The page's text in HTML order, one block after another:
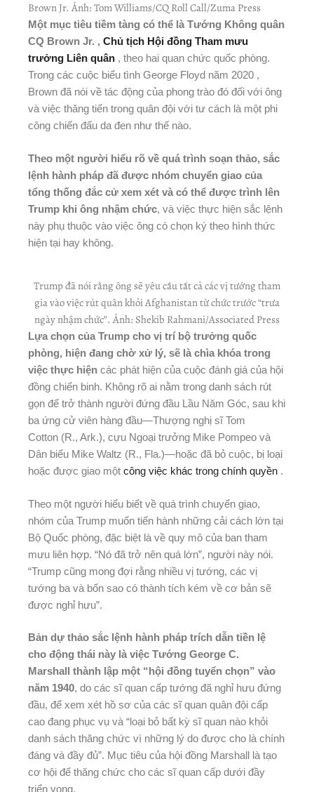
Brown Jr. Ảnh: Tom Williams/CQ Roll Call/Zuma Press
Một mục tiêu tiềm tàng có thể là Tướng Không quân
CQ Brown Jr. , Chủ tịch Hội đồng Tham mưu
trưởng Liên quân , theo hai quan chức quốc phòng.
Trong các cuộc biểu tình George Floyd năm 2020 ,
Brown đã nói về tác động của phong trào đó đối với ông
và việc thăng tiến trong quân đội với tư cách là một phi
công chiến đấu da đen như thế nào.
Theo một người hiểu rõ về quá trình soạn thảo, sắc
lệnh hành pháp đã được nhóm chuyển giao của
tổng thống đắc cử xem xét và có thể được trình lên
Trump khi ông nhậm chức, và việc thực hiện sắc lệnh
này phụ thuộc vào việc ông có chọn ký theo hình thức
hiện tại hay không.
Trump đã nói rằng ông sẽ yêu cầu tất cả các vị tướng tham
gia vào việc rút quân khỏi Afghanistan từ chức trước “trưa
ngày nhậm chức”. Ảnh: Shekib Rahmani/Associated Press
Lựa chọn của Trump cho vị trí bộ trưởng quốc
phòng, hiện đang chờ xử lý, sẽ là chìa khóa trong
việc thực hiện các phát hiện của cuộc đánh giá của hội
đồng chiến binh. Không rõ ai nằm trong danh sách rút
gọn để trở thành người đứng đầu Lầu Năm Góc, sau khi
ba ứng cử viên hàng đầu—Thượng nghị sĩ Tom
Cotton (R., Ark.), cựu Ngoại trưởng Mike Pompeo và
Dân biểu Mike Waltz (R., Fla.)—hoặc đã bỏ cuộc, bị loại
hoặc được giao một công việc khác trong chính quyền .
Theo một người hiểu biết về quá trình chuyển giao,
nhóm của Trump muốn tiến hành những cải cách lớn tại
Bộ Quốc phòng, đặc biệt là về quy mô của ban tham
mưu liên hợp. “Nó đã trở nên quá lớn”, người này nói.
“Trump cũng mong đợi rằng nhiều vị tướng, các vị
tướng ba và bốn sao có thành tích kém về cơ bản sẽ
được nghỉ hưu”.
Bản dự thảo sắc lệnh hành pháp trích dẫn tiền lệ
cho động thái này là việc Tướng George C.
Marshall thành lập một “hội đồng tuyển chọn” vào
năm 1940, do các sĩ quan cấp tướng đã nghỉ hưu đứng
đầu, để xem xét hồ sơ của các sĩ quan quân đội cấp
cao đang phục vụ và “loại bỏ bất kỳ sĩ quan nào khỏi
danh sách thăng chức vì những lý do được cho là chính
đáng và đầy đủ”. Mục tiêu của hội đồng Marshall là tạo
cơ hội để thăng chức cho các sĩ quan cấp dưới đầy
triển vọng.